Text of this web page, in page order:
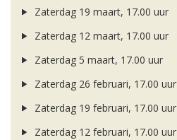
Zaterdag 19 maart, 17.00 uur
Zaterdag 12 maart, 17.00 uur
Zaterdag 5 maart, 17.00 uur
Zaterdag 26 februari, 17.00 uur
Zaterdag 19 februari, 17.00 uur
Zaterdag 12 februari, 17.00 uur